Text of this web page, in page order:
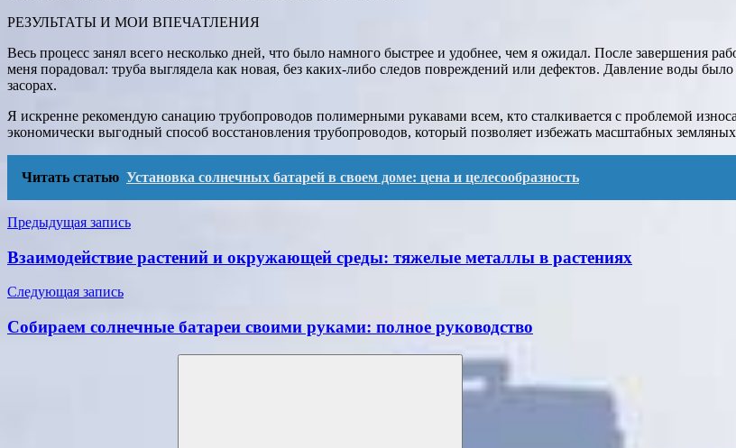
РЕЗУЛЬТАТЫ И МОИ ВПЕЧАТЛЕНИЯ
Весь процесс занял всего несколько дней, что было намного быстрее и удобнее, чем я ожидал. После завершения
меня порадовал: труба выглядела как новая, без каких-либо следов повреждений или дефектов. Давление воды
засорах.
Я искренне рекомендую санацию трубопроводов полимерными рукавами всем, кто сталкивается с проблемой
экономически выгодный способ восстановления трубопроводов, который позволяет избежать масштабных
Читать статью Установка солнечных батарей в своем доме: цена и целесообразность
Навигация
по
записям
Предыдущая запись
Взаимодействие растений и окружающей среды: тяжелые металлы в растениях
Следующая запись
Собираем солнечные батареи своими руками: полное руководство